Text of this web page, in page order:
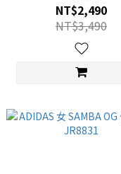
NT$2,490
NT$3,490